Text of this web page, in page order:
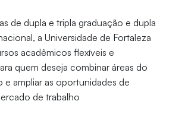
de dupla e tripla graduação e dupla
a Universidade de Fortaleza
acadêmicos flexíveis e
quem deseja combinar áreas do
ampliar as oportunidades de
de trabalho